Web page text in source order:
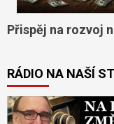
Přispěj na rozvoj
RÁDIO NA NAŠÍ